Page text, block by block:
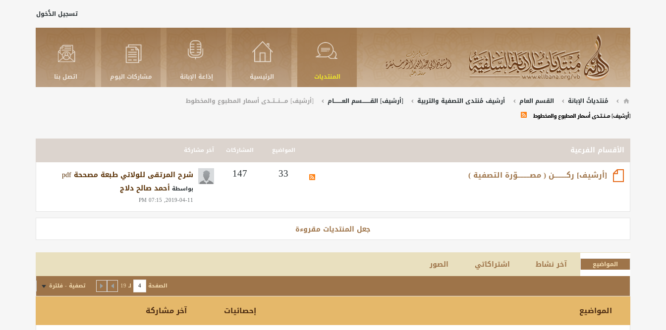
تسجيل الدُّخول
المنتديات الرئيسية إذاعة الإبانة مشاركات اليوم اتصل بنا
مُنتدياتُ الإبانة القسم العام أرشيف مُنتدى التصفية والتربية [أرشيف] القــــــــسم العــــــــام [أرشيف] مــــنـــتــدى أسمار المطبوع والمخطوط
[أرشيف] مــــنـــتــدى أسمار المطبوع والمخطوط
الأقسام الفرعية المواضيع المشاركات آخر مشاركة
[أرشيف] ركــــــــن ( مصــــــــوّرة التصفية ) 33
147 شرح المرتقى للولاتي طبعة مصححة pdf
بواسطة أحمد صالح دلاج
2019-04-11, 07:15 PM
جعل المنتديات مقروءة
المواضيع آخر نشاط اشتراكاتي الصور
الصفحة لـ 19 تصفية - فلترة
المواضيع إحصائيات آخر مشاركة